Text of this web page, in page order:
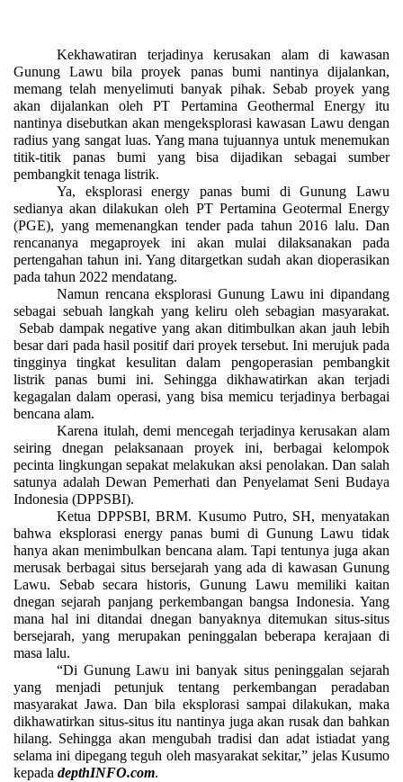
Kekhawatiran terjadinya kerusakan alam di kawasan
Gunung Lawu bila proyek panas bumi nantinya dijalankan,
memang telah menyelimuti banyak pihak. Sebab proyek yang
akan dijalankan oleh PT Pertamina Geothermal Energy itu
nantinya disebutkan akan mengeksplorasi kawasan Lawu dengan
radius yang sangat luas. Yang mana tujuannya untuk menemukan
titik-titik panas bumi yang bisa dijadikan sebagai sumber
pembangkit tenaga listrik.
Ya, eksplorasi energy panas bumi di Gunung Lawu
sedianya akan dilakukan oleh PT Pertamina Geotermal Energy
(PGE), yang memenangkan tender pada tahun 2016 lalu. Dan
rencananya megaproyek ini akan mulai dilaksanakan pada
pertengahan tahun ini. Yang ditargetkan sudah akan dioperasikan
pada tahun 2022 mendatang.
Namun rencana eksplorasi Gunung Lawu ini dipandang
sebagai sebuah langkah yang keliru oleh sebagian masyarakat.
Sebab dampak negative yang akan ditimbulkan akan jauh lebih
besar dari pada hasil positif dari proyek tersebut. Ini merujuk pada
tingginya tingkat kesulitan dalam pengoperasian pembangkit
listrik panas bumi ini. Sehingga dikhawatirkan akan terjadi
kegagalan dalam operasi, yang bisa memicu terjadinya berbagai
bencana alam.
Karena itulah, demi mencegah terjadinya kerusakan alam
seiring dnegan pelaksanaan proyek ini, berbagai kelompok
pecinta lingkungan sepakat melakukan aksi penolakan. Dan salah
satunya adalah Dewan Pemerhati dan Penyelamat Seni Budaya
Indonesia (DPPSBI).
Ketua DPPSBI, BRM. Kusumo Putro, SH, menyatakan
bahwa eksplorasi energy panas bumi di Gunung Lawu tidak
hanya akan menimbulkan bencana alam. Tapi tentunya juga akan
merusak berbagai situs bersejarah yang ada di kawasan Gunung
Lawu. Sebab secara historis, Gunung Lawu memiliki kaitan
dnegan sejarah panjang perkembangan bangsa Indonesia. Yang
mana hal ini ditandai dnegan banyaknya ditemukan situs-situs
bersejarah, yang merupakan peninggalan beberapa kerajaan di
masa lalu.
“Di Gunung Lawu ini banyak situs peninggalan sejarah
yang menjadi petunjuk tentang perkembangan peradaban
masyarakat Jawa. Dan bila eksplorasi sampai dilakukan, maka
dikhawatirkan situs-situs itu nantinya juga akan rusak dan bahkan
hilang. Sehingga akan mengubah tradisi dan adat istiadat yang
selama ini dipegang teguh oleh masyarakat sekitar,” jelas Kusumo
kepada depthINFO.com.